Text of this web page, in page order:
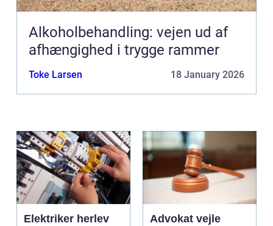
Alkoholbehandling: vejen ud af
afhængighed i trygge rammer
Toke Larsen 18 January 2026
Elektriker herlev
Advokat vejle